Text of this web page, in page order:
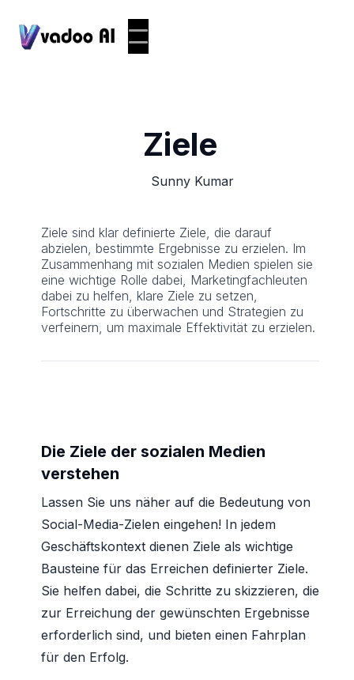
Ziele
Sunny Kumar
Ziele sind klar definierte Ziele, die darauf
abzielen, bestimmte Ergebnisse zu erzielen. Im
Zusammenhang mit sozialen Medien spielen sie
eine wichtige Rolle dabei, Marketingfachleuten
dabei zu helfen, klare Ziele zu setzen,
Fortschritte zu überwachen und Strategien zu
verfeinern, um maximale Effektivität zu erzielen.
Die Ziele der sozialen Medien
verstehen
Lassen Sie uns näher auf die Bedeutung von
Social-Media-Zielen eingehen! In jedem
Geschäftskontext dienen Ziele als wichtige
Bausteine für das Erreichen definierter Ziele.
Sie helfen dabei, die Schritte zu skizzieren, die
zur Erreichung der gewünschten Ergebnisse
erforderlich sind, und bieten einen Fahrplan
für den Erfolg.